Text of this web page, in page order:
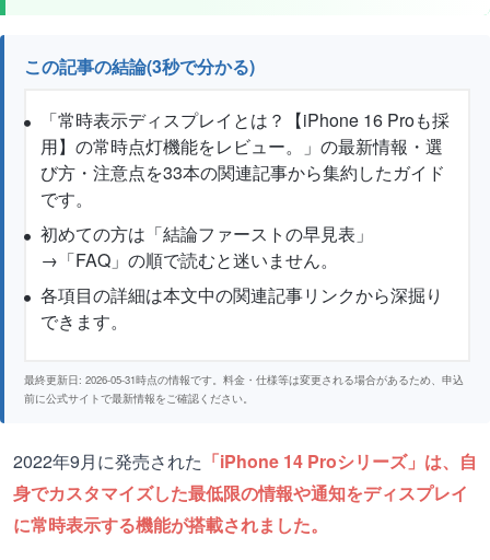
この記事の結論(3秒で分かる)
「常時表示ディスプレイとは？【iPhone 16 Proも採
用】の常時点灯機能をレビュー。」の最新情報・選
び方・注意点を33本の関連記事から集約したガイド
です。
初めての方は「結論ファーストの早見表」
→「FAQ」の順で読むと迷いません。
各項目の詳細は本文中の関連記事リンクから深掘り
できます。
最終更新日: 2026-05-31時点の情報です。料金・仕様等は変更される場合があるため、申込
前に公式サイトで最新情報をご確認ください。
2022年9月に発売された 「iPhone 14 Proシリーズ」は、自
身でカスタマイズした最低限の情報や通知をディスプレイ
に常時表示する機能が搭載されました。